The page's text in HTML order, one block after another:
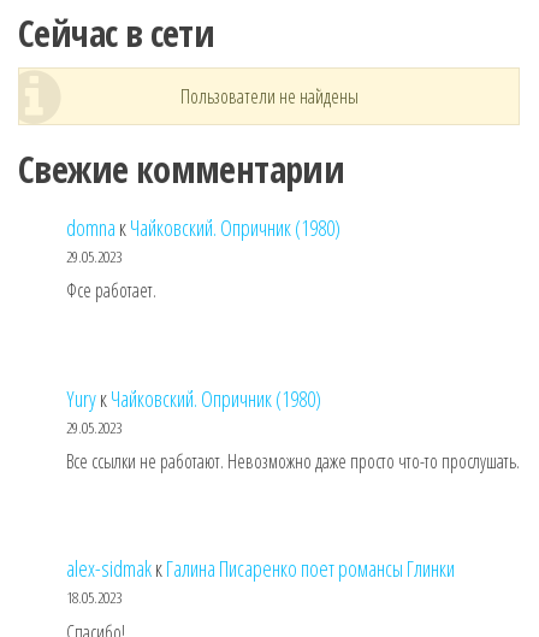
Сейчас в сети
Пользователи не найдены
Свежие комментарии
domna кЧайковский. Опричник (1980)
29.05.2023
Фсе работает.
YuryкЧайковский. Опричник (1980)
29.05.2023
Все ссылки не работают. Невозможно даже просто что-то прослушать.
alex-sidmakкГалина Писаренко поет романсы Глинки
18.05.2023